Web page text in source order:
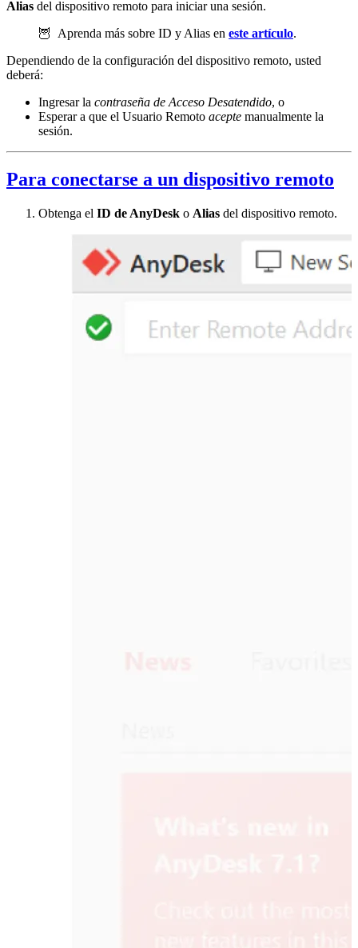
Alias del dispositivo remoto para iniciar una sesión.
🦉 Aprenda más sobre ID y Alias en este artículo.
Dependiendo de la configuración del dispositivo remoto, usted
deberá:
Ingresar la contraseña de Acceso Desatendido, o
Esperar a que el Usuario Remoto acepte manualmente la
sesión.
Para conectarse a un dispositivo remoto
Obtenga el ID de AnyDesk o Alias del dispositivo remoto.